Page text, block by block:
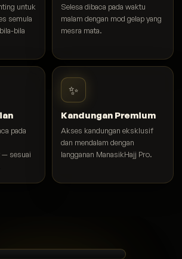
untuk
semula
bila
Selesa dibaca pada waktu
malam dengan mod gelap yang
mesra mata.
pada
— sesuai
✨
Kandungan Premium
Akses kandungan eksklusif
dan mendalam dengan
langganan ManasikHajj Pro.